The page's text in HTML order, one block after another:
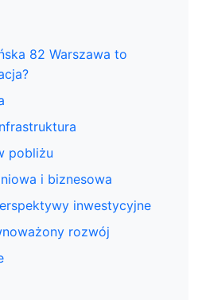
82 Warszawa to
pobliżu
i biznesowa
inwestycyjne
rozwój